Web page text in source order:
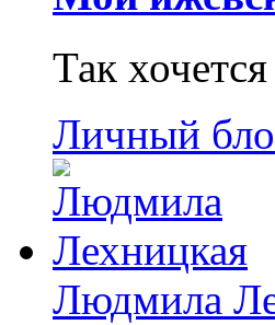
Так
Личный
Людмила